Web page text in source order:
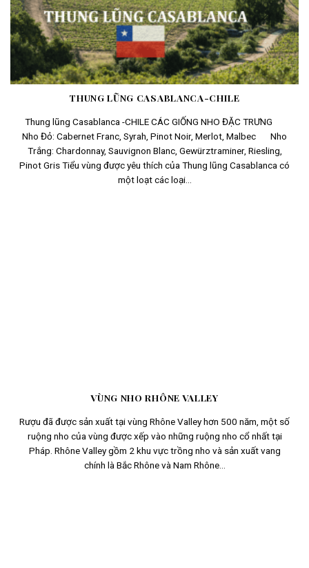
THUNG LŨNG CASABLANCA-CHILE
Thung lũng Casablanca -CHILE CÁC GIỐNG NHO ĐẶC TRƯNG
Nho Đỏ: Cabernet Franc, Syrah, Pinot Noir, Merlot, Malbec Nho
Trắng: Chardonnay, Sauvignon Blanc, Gewürztraminer, Riesling,
Pinot Gris Tiểu vùng được yêu thích của Thung lũng Casablanca có
một loạt các loại...
VÙNG NHO RHÔNE VALLEY
Rượu đã được sản xuất tại vùng Rhône Valley hơn 500 năm, một số
ruộng nho của vùng được xếp vào những ruộng nho cổ nhất tại
Pháp. Rhône Valley gồm 2 khu vực trồng nho và sản xuất vang
chính là Bắc Rhône và Nam Rhône...